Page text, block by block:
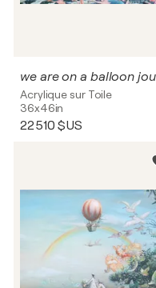
Acrylique sur Toile
36x46in
22 510 $US